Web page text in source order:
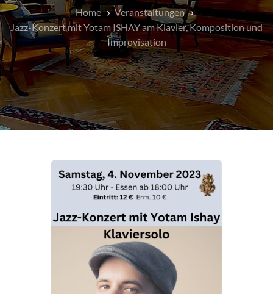
Home
Veranstaltungen
Jazz-Konzert mit Yotam ISHAY am Klavier, Komposition und
Improvisation